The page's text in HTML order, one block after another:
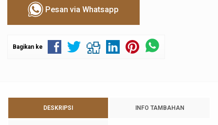
Pesan via Whatsapp
Bagikan ke
DESKRIPSI INFO TAMBAHAN